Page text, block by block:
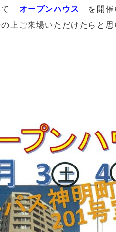
て オープンハウス
を開催
上ご来場いただけたらと思